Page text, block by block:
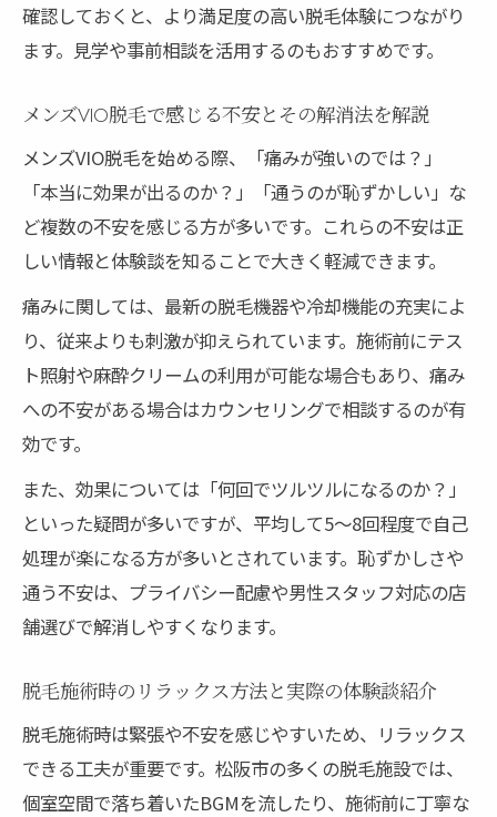
確認しておくと、より満足度の高い脱毛体験につながり
ます。見学や事前相談を活用するのもおすすめです。
メンズVIO脱毛で感じる不安とその解消法を解説
メンズVIO脱毛を始める際、「痛みが強いのでは？」
「本当に効果が出るのか？」「通うのが恥ずかしい」な
ど複数の不安を感じる方が多いです。これらの不安は正
しい情報と体験談を知ることで大きく軽減できます。
痛みに関しては、最新の脱毛機器や冷却機能の充実によ
り、従来よりも刺激が抑えられています。施術前にテス
ト照射や麻酔クリームの利用が可能な場合もあり、痛み
への不安がある場合はカウンセリングで相談するのが有
効です。
また、効果については「何回でツルツルになるのか？」
といった疑問が多いですが、平均して5～8回程度で自己
処理が楽になる方が多いとされています。恥ずかしさや
通う不安は、プライバシー配慮や男性スタッフ対応の店
舗選びで解消しやすくなります。
脱毛施術時のリラックス方法と実際の体験談紹介
脱毛施術時は緊張や不安を感じやすいため、リラックス
できる工夫が重要です。松阪市の多くの脱毛施設では、
個室空間で落ち着いたBGMを流したり、施術前に丁寧な